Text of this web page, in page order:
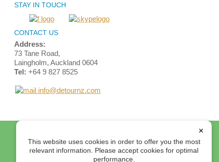
STAY IN TOUCH
CONTACT US
Address:
73 Tane Road,
Laingholm, Auckland 0604
Tel: +64 9 827 8525
info@detournz.com
Contact Us
Terms and Conditions
© 2012 Detour Travel Ltd. All rights reserved.
×
This website uses cookies in order to offer you the most
relevant information. Please accept cookies for optimal
performance.